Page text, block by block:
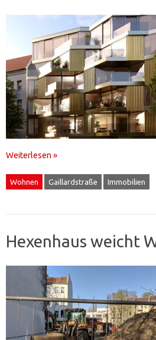
Weiterlesen »
Wohnen Gaillardstraße Immobilien
Hexenhaus weicht